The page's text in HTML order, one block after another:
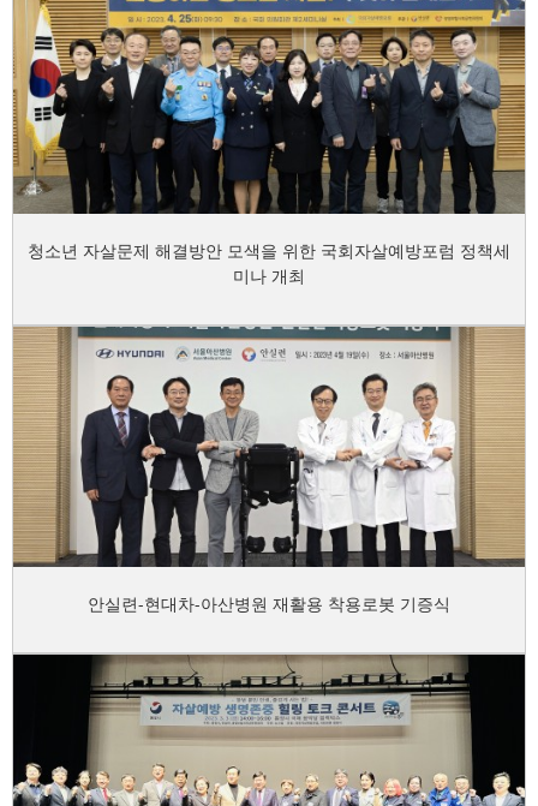
청소년 자살문제 해결방안 모색을 위한 국회자살예방포럼 정책세
미나 개최
안실련-현대차-아산병원 재활용 착용로봇 기증식